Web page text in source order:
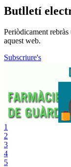
Butlletí
Periòdicament
aquest web.
Subscriure's
1
2
3
4
5